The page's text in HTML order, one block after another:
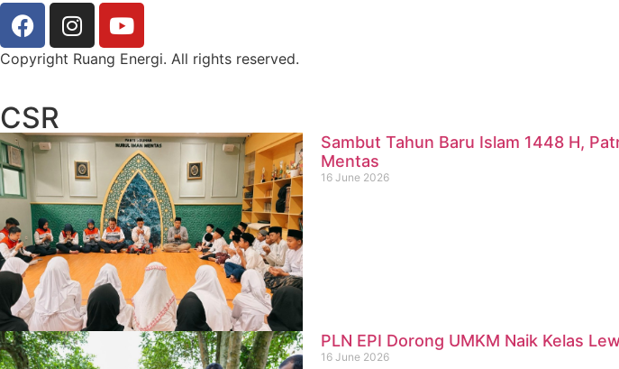
Copyright Ruang Energi. All rights reserved.
CSR
Sambut Tahun Baru Islam 1448 H,
Mentas
16 June 2026
PLN EPI Dorong UMKM Naik Kelas
16 June 2026